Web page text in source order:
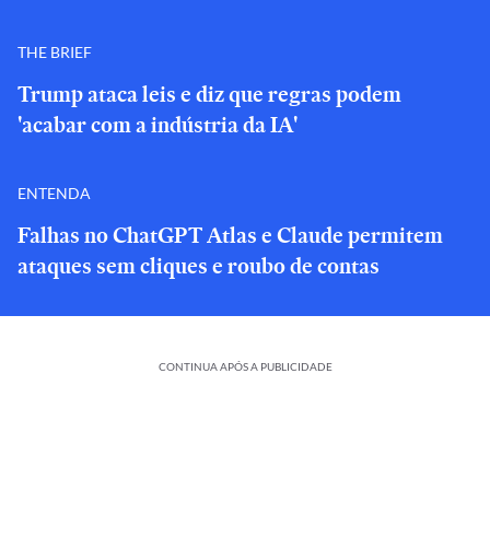
THE BRIEF
Trump ataca leis e diz que regras podem
'acabar com a indústria da IA'
ENTENDA
Falhas no ChatGPT Atlas e Claude permitem
ataques sem cliques e roubo de contas
CONTINUA APÓS A PUBLICIDADE